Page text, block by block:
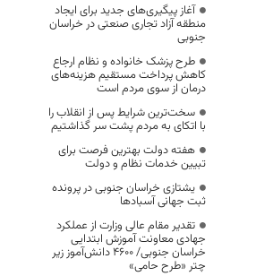
آغاز پیگیری‌های جدید برای ایجاد
منطقه آزاد تجاری صنعتی در خراسان
جنوبی
طرح پزشک خانواده و نظام ارجاع
کاهش پرداخت مستقیم هزینه‌های
درمان از سوی مردم است
سخت‌ترین شرایط پس از انقلاب را
با اتکای به مردم پشت سر گذاشتیم
هفته دولت بهترین فرصت برای
تبیین خدمات نظام و دولت
یشتازی خراسان جنوبی در پرونده
ثبت جهانی آسبادها
تقدیر مقام عالی وزارت از عملکرد
جهادی معاونت آموزش ابتدایی
خراسان جنوبی/ ۴۶۰۰ دانش‌آموز زیر
چتر «طرح حامی»